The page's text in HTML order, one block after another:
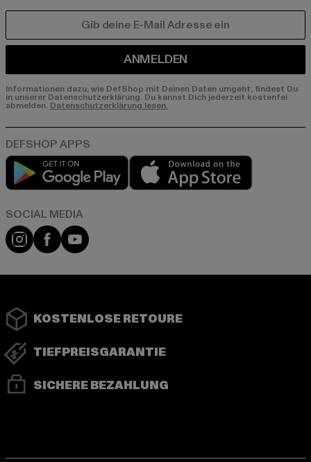
ANMELDEN
Informationen dazu, wie DefShop mit Deinen Daten umgeht, findest Du
in unserer Datenschutzerklärung. Du kannst Dich jederzeit kostenfei
abmelden. Datenschutzerklärung lesen.
Play market
Instagram
FacebookYouTube
KOSTENLOSE RETOURE
TIEFPREISGARANTIE
SICHERE BEZAHLUNG